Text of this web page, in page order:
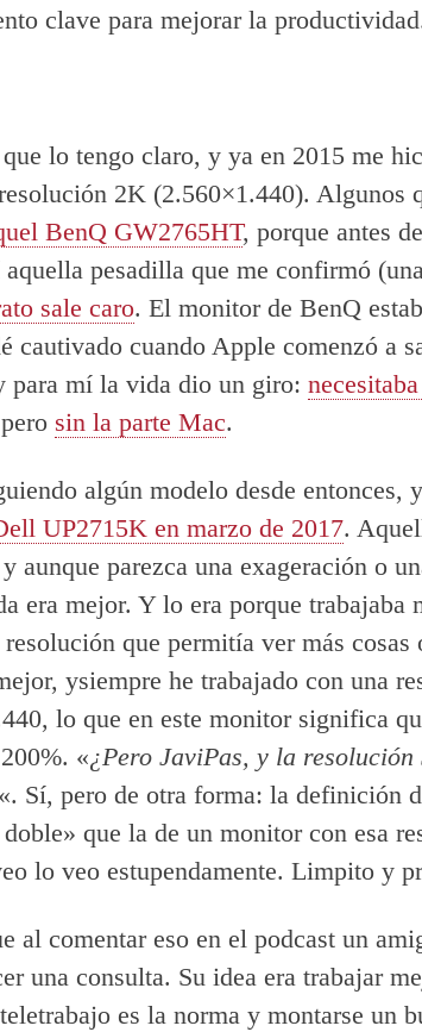
clave para mejorar la
lo tengo claro, y ya en 2015 me
2K (2.560×1.440). Algunos
BenQ GW2765HT, porque antes
pesadilla que me confirmó
sale caro. El monitor de BenQ
cautivado cuando Apple comenzó a
para mí la vida dio un giro:
sin la parte Mac.
algún modelo desde entonces,
UP2715K en marzo de 2017.
aunque parezca una exageración o
era mejor. Y lo era porque trabajaba
resolución que permitía ver más
ysiempre he trabajado con una
lo que en este monitor significa
«¿Pero JaviPas, y la
«. Sí, pero de otra forma: la definición
doble» que la de un monitor con esa
lo veo estupendamente. Limpito y
al comentar eso en el podcast un
una consulta. Su idea era trabajar
es la norma y montarse un